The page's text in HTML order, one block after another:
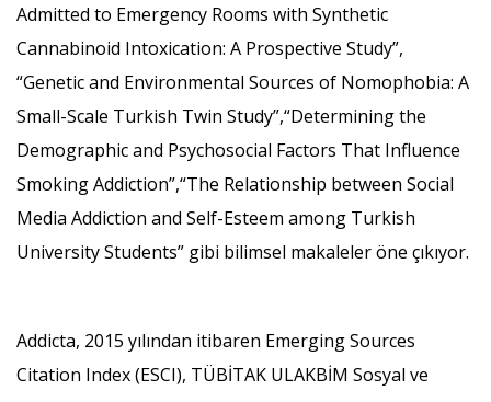
Admitted to Emergency Rooms with Synthetic
Cannabinoid Intoxication: A Prospective Study”,
“Genetic and Environmental Sources of Nomophobia: A
Small-Scale Turkish Twin Study”,“Determining the
Demographic and Psychosocial Factors That Influence
Smoking Addiction”,“The Relationship between Social
Media Addiction and Self-Esteem among Turkish
University Students” gibi bilimsel makaleler öne çıkıyor.
Addicta, 2015 yılından itibaren Emerging Sources
Citation Index (ESCI), TÜBİTAK ULAKBİM Sosyal ve